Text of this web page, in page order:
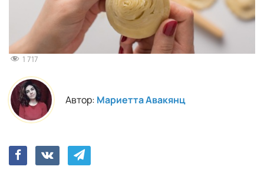
1 717
Автор: Мариетта Авакянц